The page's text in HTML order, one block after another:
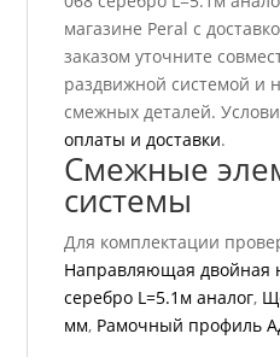
магазине Peral с
заказом уточните
раздвижной системой и
смежных деталей.
оплаты и доставки.
Смежные
системы
Для комплектации
Направляющая двойная
серебро L=5.1м аналог,
мм, Рамочный профиль